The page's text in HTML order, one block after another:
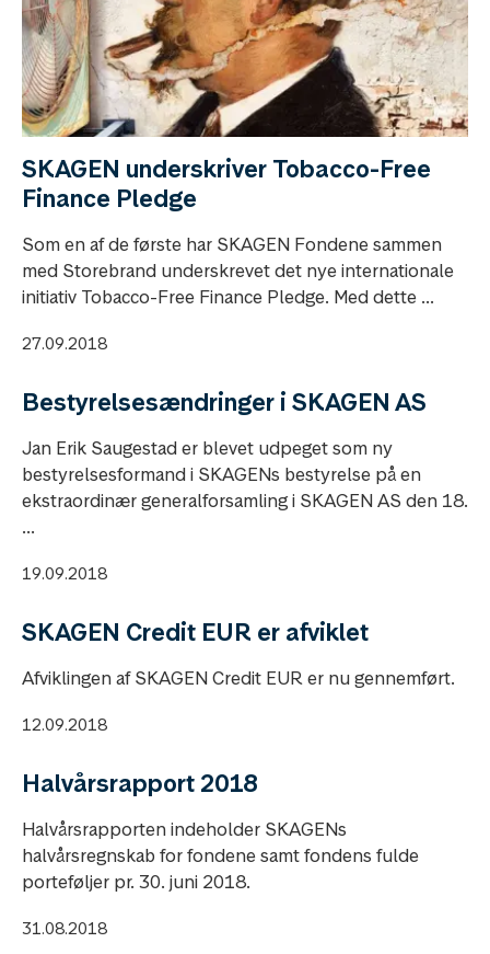
SKAGEN underskriver Tobacco-Free
Finance Pledge
Som en af ​​de første har SKAGEN Fondene sammen
med Storebrand underskrevet det nye internationale
initiativ Tobacco-Free Finance Pledge. Med dette ...
27.09.2018
Bestyrelsesændringer i SKAGEN AS
Jan Erik Saugestad er blevet udpeget som ny
bestyrelsesformand i SKAGENs bestyrelse på en
ekstraordinær generalforsamling i SKAGEN AS den 18.
...
19.09.2018
SKAGEN Credit EUR er afviklet
Afviklingen af SKAGEN Credit EUR er nu gennemført.
12.09.2018
Halvårsrapport 2018
Halvårsrapporten indeholder SKAGENs
halvårsregnskab for fondene samt fondens fulde
porteføljer pr. 30. juni 2018.
31.08.2018